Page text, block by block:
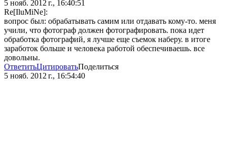
5 нояб. 2012 г., 16:40:51
Re[IluMiNe]:
вопрос был: обрабатывать самим или отдавать кому-то. меня
учили, что фотограф должен фотографировать. пока идет
обработка фотографий, я лучше еще съемок наберу. в итоге
заработок больше и человека работой обеспечиваешь. все
довольны.
ОтветитьЦитироватьПоделиться
5 нояб. 2012 г., 16:54:40